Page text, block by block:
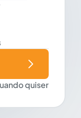
quiser